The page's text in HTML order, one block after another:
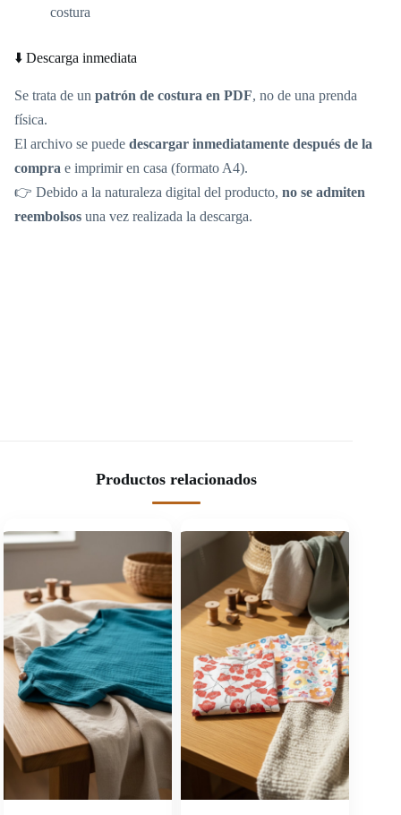
costura
⬇️ Descarga inmediata
Se trata de un patrón de costura en PDF, no de una prenda
física.
El archivo se puede descargar inmediatamente después de la
compra e imprimir en casa (formato A4).
👉 Debido a la naturaleza digital del producto, no se admiten
reembolsos una vez realizada la descarga.
Productos relacionados